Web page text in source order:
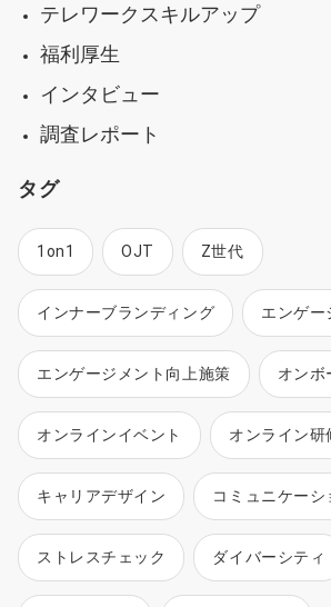
テレワークスキルアップ
福利厚生
インタビュー
調査レポート
タグ
1on1 OJT Z世代
インナーブランディング エンゲー
エンゲージメント向上施策 オンボ
オンラインイベント オンライン研
キャリアデザイン コミュニケーシ
ストレスチェック ダイバーシティ